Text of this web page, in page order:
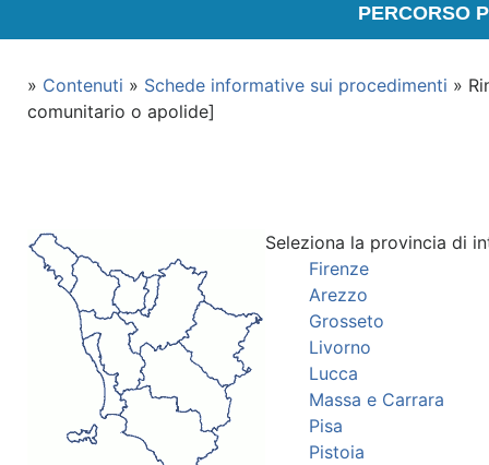
PERCORSO
» Contenuti » Schede informative sui procedimenti »
comunitario o apolide]
Seleziona la provincia di
Firenze
Arezzo
Grosseto
Livorno
Lucca
Massa e Carrara
Pisa
Pistoia